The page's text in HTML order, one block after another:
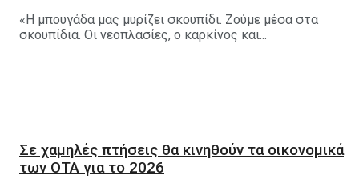
«Η μπουγάδα μας μυρίζει σκουπίδι. Ζούμε μέσα στα
σκουπίδια. Οι νεοπλασίες, ο καρκίνος και...
Σε χαμηλές πτήσεις θα κινηθούν τα οικονομικά
των ΟΤΑ για το 2026